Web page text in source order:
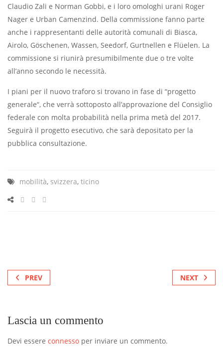
Claudio Zali e Norman Gobbi, e i loro omologhi urani Roger
Nager e Urban Camenzind. Della commissione fanno parte
anche i rappresentanti delle autorità comunali di Biasca,
Airolo, Göschenen, Wassen, Seedorf, Gurtnellen e Flüelen. La
commissione si riunirà presumibilmente due o tre volte
all’anno secondo le necessità.
I piani per il nuovo traforo si trovano in fase di “progetto
generale“, che verrà sottoposto all’approvazione del Consiglio
federale con molta probabilità nella prima metà del 2017.
Seguirà il progetto esecutivo, che sarà depositato per la
pubblica consultazione.
mobilità, svizzera, ticino
PREV NEXT
Lascia un commento
Devi essere connesso per inviare un commento.